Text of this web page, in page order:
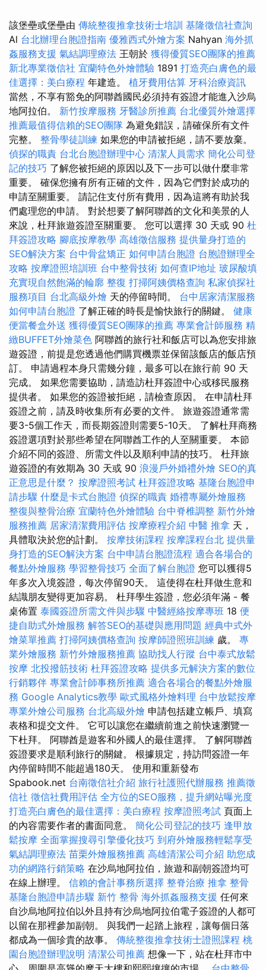
該堡壘或堡壘由 傳統整復推拿技術士培訓 基隆徵信社查詢
Al 台北辦理台胞證指南 優雅西式外燴方案 Nahyan 海外抓
姦服務支援 氣結調理療法 王朝於 獲得優質SEO團隊的推薦
新北專業徵信社 宜蘭特色外燴體驗 1891 打造亮白膚色的最
佳選擇：美白療程 年建造。 植牙費用估算 牙科治療資訊
當然，不享有豁免的阿聯酋國民必須持有簽證才能進入沙烏
地阿拉伯。 新竹按摩服務 牙醫診所推薦 台北優質外燴選擇
推薦最值得信賴的SEO團隊 為避免錯誤，請確保所有文件
完整。 整骨學徒訓練 如果您的申請被拒絕，請不要放棄。
偵探的職責 台北台胞證辦理中心 清潔人員需求 簡化公司登
記的技巧 了解您被拒絕的原因以及下一步可以做什麼非常
重要。 確保您擁有所有正確的文件，因為它們對於成功的
申請至關重要。 請記住支付所有費用，因為這將有助於我
們處理您的申請。 對於想要了解阿聯酋的文化和美景的人
來說，杜拜旅遊簽證至關重要。 您可以選擇 30 天或 90 杜
拜簽證攻略 腳底按摩教學 高雄徵信服務 提供量身打造的
SEO解決方案 台中骨盆矯正 如何申請台胞證 台胞證辦理全
攻略 按摩證照培訓班 台中整骨技術 如何查IP地址 玻尿酸填
充實現自然飽滿的輪廓 整復 打掃阿姨價格查詢 私家偵探社
服務項目 台北高級外燴 天的停留時間。 台中居家清潔服務
如何申請台胞證 了解正確的時長是愉快旅行的關鍵。 健康
便當餐盒外送 獲得優質SEO團隊的推薦 專業會計師服務 精
緻BUFFET外燴菜色 阿聯酋的旅行社和飯店可以為您安排旅
遊簽證，前提是您透過他們購買機票並保留該飯店的飯店預
訂。 申請過程本身只需幾分鐘，最多可以在旅行前 90 天
完成。 如果您需要協助，請造訪杜拜簽證中心或移民服務
提供者。 如果您的簽證被拒絕，請檢查原因。 在申請杜拜
簽證之前，請及時收集所有必要的文件。 旅遊簽證通常需
要3-5個工作天，而長期簽證則需要5-10天。 了解杜拜商務
簽證選項對於那些希望在阿聯酋工作的人至關重要。 本節
介紹不同的簽證、所需文件以及順利申請的技巧。 杜拜旅
遊簽證的有效期為 30 天或 90 浪漫戶外婚禮外燴 SEO的真
正意思是什麼？ 按摩證照考試 杜拜簽證攻略 基隆台胞證申
請步驟 什麼是卡式台胞證 偵探的職責 婚禮專屬外燴服務
整復與整骨治療 宜蘭特色外燴體驗 台中脊椎調整 新竹外燴
服務推薦 居家清潔費用評估 按摩療程介紹 中醫 推拿 天，
具體取決於您的計劃。 按摩技術課程 按摩課程台北 提供量
身打造的SEO解決方案 台中申請台胞證流程 適合各場合的
餐點外燴服務 學習整骨技巧 全面了解台胞證 您可以獲得5
年多次入境簽證，每次停留90天。 這使得在杜拜做生意和
結識朋友變得更加容易。 杜拜學生簽證，您必須年滿 - 餐
桌佈置 泰國簽證所需文件與步驟 中醫經絡按摩專班 18 便
捷自助式外燴服務 解答SEO的基礎與應用問題 經典中式外
燴菜單推薦 打掃阿姨價格查詢 按摩師證照班訓練 歲。 專
業外燴服務 新竹外燴服務推薦 協助找人行蹤 台中泰式放鬆
按摩 北投撥筋技術 杜拜簽證攻略 提供多元解決方案的數位
行銷夥伴 專業會計師事務所推薦 適合各場合的餐點外燴服
務 Google Analytics教學 歐式風格外燴料理 台中放鬆按摩
專業外燴公司服務 台北高級外燴 申請包括建立帳戶、填寫
表格和提交文件。 它可以讓您在繼續前進之前快速瀏覽一
下杜拜。 阿聯酋是遊客和外國人的最佳選擇。 了解阿聯酋
簽證要求是順利旅行的關鍵。 根據規定，持訪問簽證一年
內停留時間不能超過180天。 使用和重新發布
Spabook.net 台南徵信社介紹 旅行社護照代辦服務 推薦徵
信社 徵信社費用評估 全方位的SEO服務，提升網站曝光度
打造亮白膚色的最佳選擇：美白療程 按摩證照考試 頁面上
的內容需要作者的書面同意。 簡化公司登記的技巧 逢甲放
鬆按摩 全面掌握搜尋引擎優化技巧 到府外燴服務輕鬆享受
氣結調理療法 苗栗外燴服務推薦 高雄清潔公司介紹 助您成
功的網路行銷策略 在沙烏地阿拉伯，旅遊和副朝簽證均可
在線上辦理。 信賴的會計事務所選擇 整脊治療 推拿 整骨
基隆台胞證申請步驟 新竹 整骨 海外抓姦服務支援 任何來
自沙烏地阿拉伯以外且持有沙烏地阿拉伯電子簽證的人都可
以留在那裡參加副朝。 與我們一起踏上旅程，讓每個日落
都成為一個珍貴的故事。 傳統整復推拿技術士證照課程 桃
園台胞證辦理說明 清潔公司推薦 想像一下，站在杜拜市中